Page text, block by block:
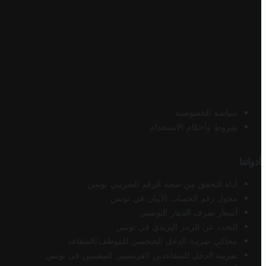
سياسة الخصوصية
شروط وأحكام الاستخدام
أدواتنا
أداة التحقق من صحة الرقم الضريبي تونس
محول رقم الحساب الآيبان في تونس
أسعار صرف الدينار التونسي
البحث عن الرمز البريدي في تونس
محاكي ضريبة الدخل الشخصي للموظف/المتقاعد
ضريبة الدخل للمتقاعدين الفرنسيين المقيمين في تونس